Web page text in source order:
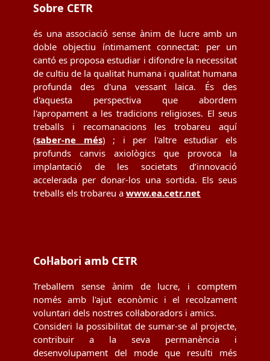
Sobre CETR
és una associació sense ànim de lucre amb un
doble objectiu íntimament connectat: per un
cantó es proposa estudiar i difondre la necessitat
de cultiu de la qualitat humana i qualitat humana
profunda des d'una vessant laica. És des
d'aquesta perspectiva que abordem
l'apropament a les tradicions religioses. El seus
treballs i recomanacions les trobareu aquí
(saber-ne més) ; i per l'altre estudiar els
profunds canvis axiològics que provoca la
implantació de les societats d’innovació
accelerada per donar-los una sortida. Els seus
treballs els trobareu a www.ea.cetr.net
Col·labori amb CETR
Treballem sense ànim de lucre, i comptem
només amb l'ajut econòmic i el recolzament
voluntari dels nostres col·laboradors i amics.
Consideri la possibilitat de sumar-se al projecte,
contribuir a la seva permanència i
desenvolupament del mode que resulti més